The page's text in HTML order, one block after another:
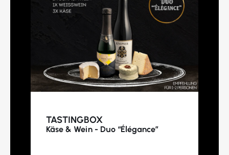
TASTINGBOX
Käse & Wein - Duo “Élégance”